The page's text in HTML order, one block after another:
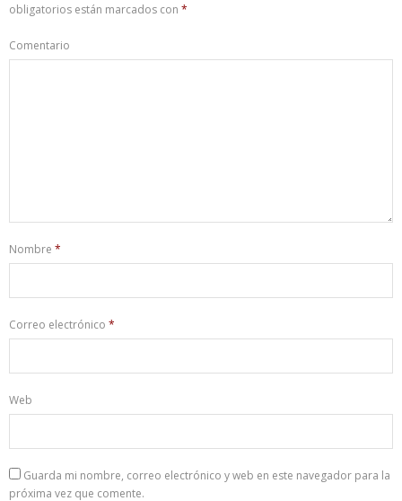
obligatorios están marcados con *
Comentario
Nombre *
Correo electrónico *
Web
Guarda mi nombre, correo electrónico y web en este navegador para la
próxima vez que comente.